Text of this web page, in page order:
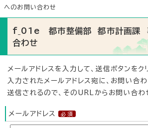
へのお問い合わせ
f_01e 都市整備部 都市計画課
合わせ
メールアドレスを入力して、送信ボタンをク
入力されたメールアドレス宛に、お問い合
送信されるので、そのURLからお問い合わ
メールアドレス